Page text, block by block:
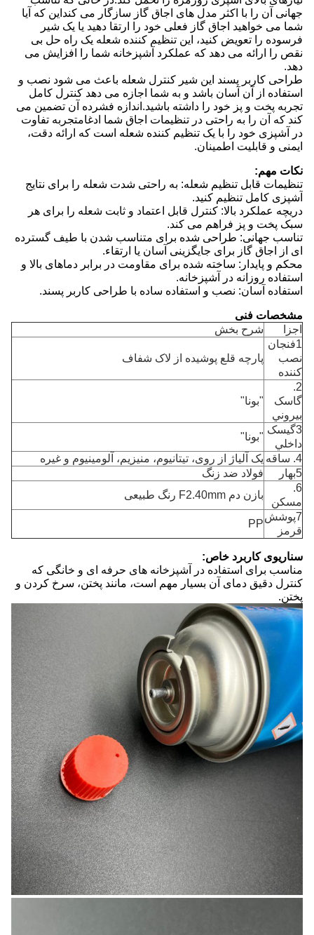
جهانی آن را با اکثر مدل های اجاق گاز سازگار می کنداین که آیا
شما می خواهید اجاق گاز فعلی خود را ارتقا دهید یا یک شیر
فرسوده را تعویض کنید، این تنظیم کننده شعله یک راه حل بی
نقص را ارائه می دهد که عملکرد آشپزخانه شما را افزایش می
دهد.
طراحی کاربر پسند این شیر کنترل شعله باعث می شود نصب و
استفاده از آن آسان باشد و به شما اجازه می دهد کنترل کامل
تجربه پخت و پز خود را داشته باشید.اندازه فشرده آن تضمین می
کند که آن را به راحتی در تنظیمات اجاق شما ادغامتجربه تفاوت
در آشپزی خود را با یک تنظیم کننده شعله است که ارائه دقت،
ایمنی و قابلیت اطمینان.
نکات مهم:
تنظیمات قابل تنظیم شعله: به راحتی شدت شعله را برای نتایج
آشپزی کامل تنظیم کنید.
دریچه عملکرد بالا: کنترل قابل اعتماد و ثابت شعله را برای هر
سبک پخت و پز فراهم می کند.
تناسب جهانی: طراحی شده برای متناسب شدن با طیف گسترده
ای از اجاق گاز برای جایگزینی آسان یا ارتقاء.
محکم و پایدار: ساخته شده برای مقاومت در برابر دماهای بالا و
استفاده روزانه در آشپزخانه.
استفاده آسان: نصب و استفاده ساده با طراحی کاربر پسند.
مشخصات فنی
اجزا
شرح بخش
1فنجان
نصب
کننده
پارچه قلع پوشیده از لاک شفاف
2.
گاسک
بيروني
"بونا"
3گيسک
داخلي
"بونا"
4. ساقه
یک آلیاژ از روی، تیتانیوم، منیزیم، آلومینیوم و غیره
5بهار
فولاد ضد زنگ
6.
مسکن
بازن دم F2.40mm رنگ طبیعی
7پوشش
قرمز
PP
سناریوی کاربرد خاص:
مناسب برای استفاده در آشپزخانه های حرفه ای و خانگی که
کنترل دقیق دمای آن بسیار مهم است، مانند پختن، سرخ کردن و
پختن.